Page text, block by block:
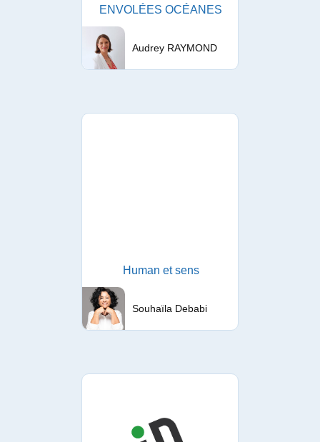
ENVOLÉES OCÉANES
Audrey RAYMOND
Human et sens
Souhaïla Debabi